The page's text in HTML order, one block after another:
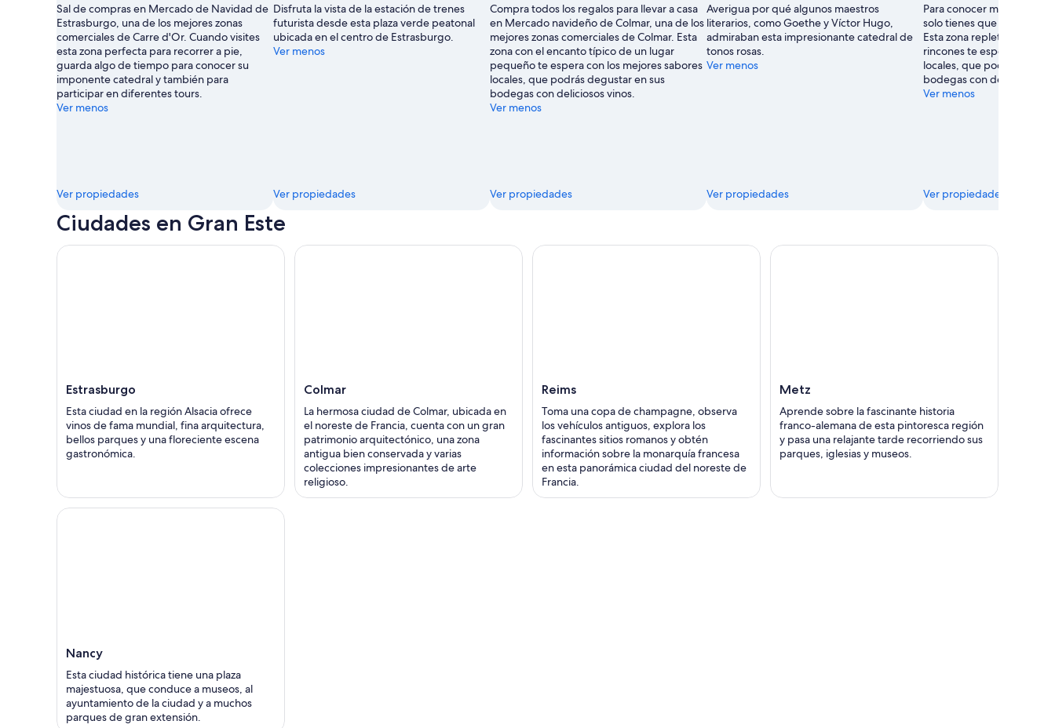
Sal de compras en Mercado de Navidad de
Estrasburgo, una de los mejores zonas
comerciales de Carre d'Or. Cuando visites
esta zona perfecta para recorrer a pie,
guarda algo de tiempo para conocer su
imponente catedral y también para
participar en diferentes tours.
Ver menos
Ver propiedades
Disfruta la vista de la estación de trenes
futurista desde esta plaza verde peatonal
ubicada en el centro de Estrasburgo.
Ver menos
Ver propiedades
Compra todos los regalos para llevar a casa
en Mercado navideño de Colmar, una de los
mejores zonas comerciales de Colmar. Esta
zona con el encanto típico de un lugar
pequeño te espera con los mejores sabores
locales, que podrás degustar en sus
bodegas con deliciosos vinos.
Ver menos
Ver propiedades
Averigua por qué algunos maestros
literarios, como Goethe y Víctor Hugo,
admiraban esta impresionante catedral de
tonos rosas.
Ver menos
Ver propiedades
Para conocer mejor la
solo tienes que visitar
Esta zona repleta de estilo
rincones te espera con los
locales, que podrás
bodegas con deliciosos
Ver menos
Ver propiedades
Ciudades en Gran Este
Estrasburgo
Esta ciudad en la región Alsacia ofrece
vinos de fama mundial, fina arquitectura,
bellos parques y una floreciente escena
gastronómica.
Colmar
La hermosa ciudad de Colmar, ubicada en
el noreste de Francia, cuenta con un gran
patrimonio arquitectónico, una zona
antigua bien conservada y varias
colecciones impresionantes de arte
religioso.
Reims
Toma una copa de champagne, observa
los vehículos antiguos, explora los
fascinantes sitios romanos y obtén
información sobre la monarquía francesa
en esta panorámica ciudad del noreste de
Francia.
Metz
Aprende sobre la fascinante historia
franco-alemana de esta pintoresca región
y pasa una relajante tarde recorriendo sus
parques, iglesias y museos.
Nancy
Esta ciudad histórica tiene una plaza
majestuosa, que conduce a museos, al
ayuntamiento de la ciudad y a muchos
parques de gran extensión.